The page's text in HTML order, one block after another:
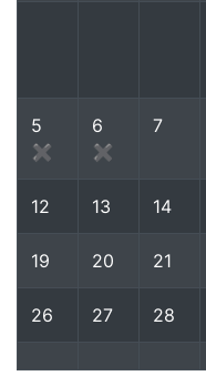
5
✖
6
✖
7
12 13 14
19 20 21
26 27 28